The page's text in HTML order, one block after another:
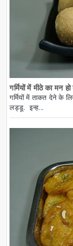
गर्मियों में मीठे का
गर्मियों में ताकत देने के
लड्डू. इन्ह...